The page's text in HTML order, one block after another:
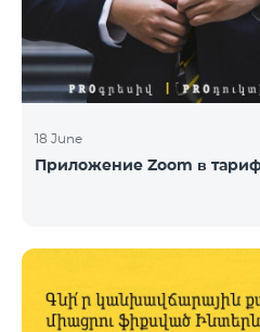
18 June
Приложение Zoom в